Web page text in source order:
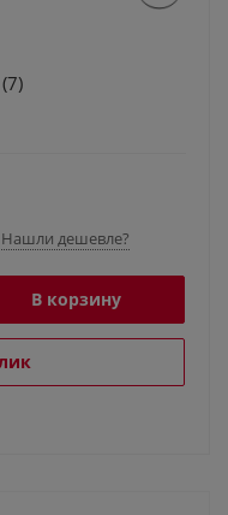
Нашли дешевле?
В корзину